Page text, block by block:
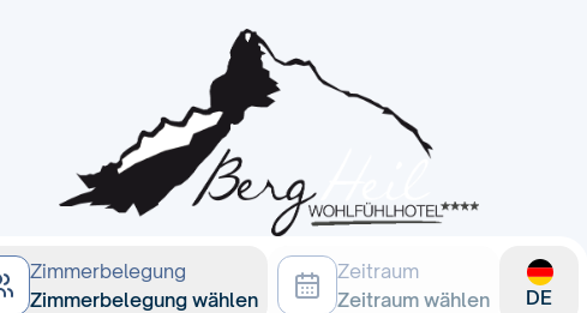
Zimmerbelegung
Zimmerbelegung wählen
Zeitraum
Zeitraum wählen
DE